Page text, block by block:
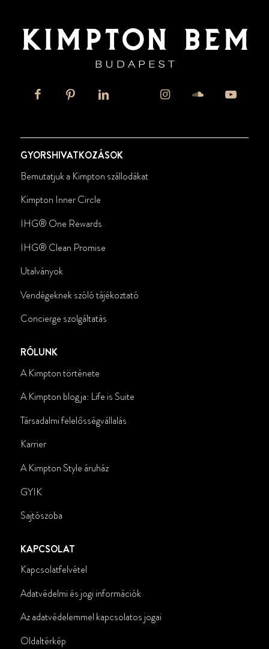
GYORSHIVATKOZÁSOK
Bemutatjuk a Kimpton szállodákat
Kimpton Inner Circle
IHG® One Rewards
IHG® Clean Promise
Utalványok
Vendégeknek szóló tájékoztató
Concierge szolgáltatás
RÓLUNK
A Kimpton története
A Kimpton blogja: Life is Suite
Társadalmi felelősségvállalás
Karrier
A Kimpton Style áruház
GYIK
Sajtószoba
KAPCSOLAT
Kapcsolatfelvétel
Adatvédelmi és jogi információk
Az adatvédelemmel kapcsolatos jogai
Oldaltérkép